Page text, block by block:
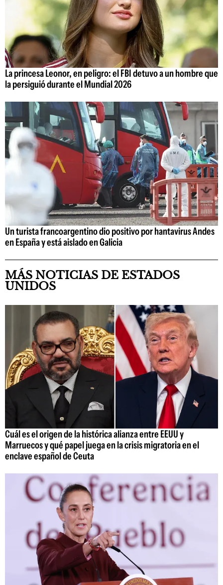
La princesa Leonor, en peligro: el FBI detuvo a un hombre que
la persiguió durante el Mundial 2026
Un turista francoargentino dio positivo por hantavirus Andes
en España y está aislado en Galicia
MÁS NOTICIAS DE ESTADOS
UNIDOS
Cuál es el origen de la histórica alianza entre EEUU y
Marruecos y qué papel juega en la crisis migratoria en el
enclave español de Ceuta